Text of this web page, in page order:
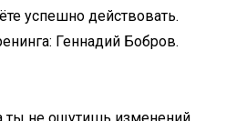
успешно действовать.
Геннадий Бобров.